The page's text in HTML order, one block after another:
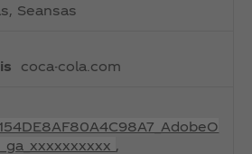
Seansas
coca-cola.com
_ga_xxxxxxxxxx